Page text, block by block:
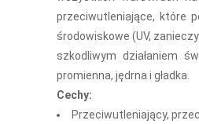
przeciwutleniające, które
środowiskowe (UV,
szkodliwym działaniem
promienna, jędrna i gładka.
Cechy:
Przeciwutleniający,